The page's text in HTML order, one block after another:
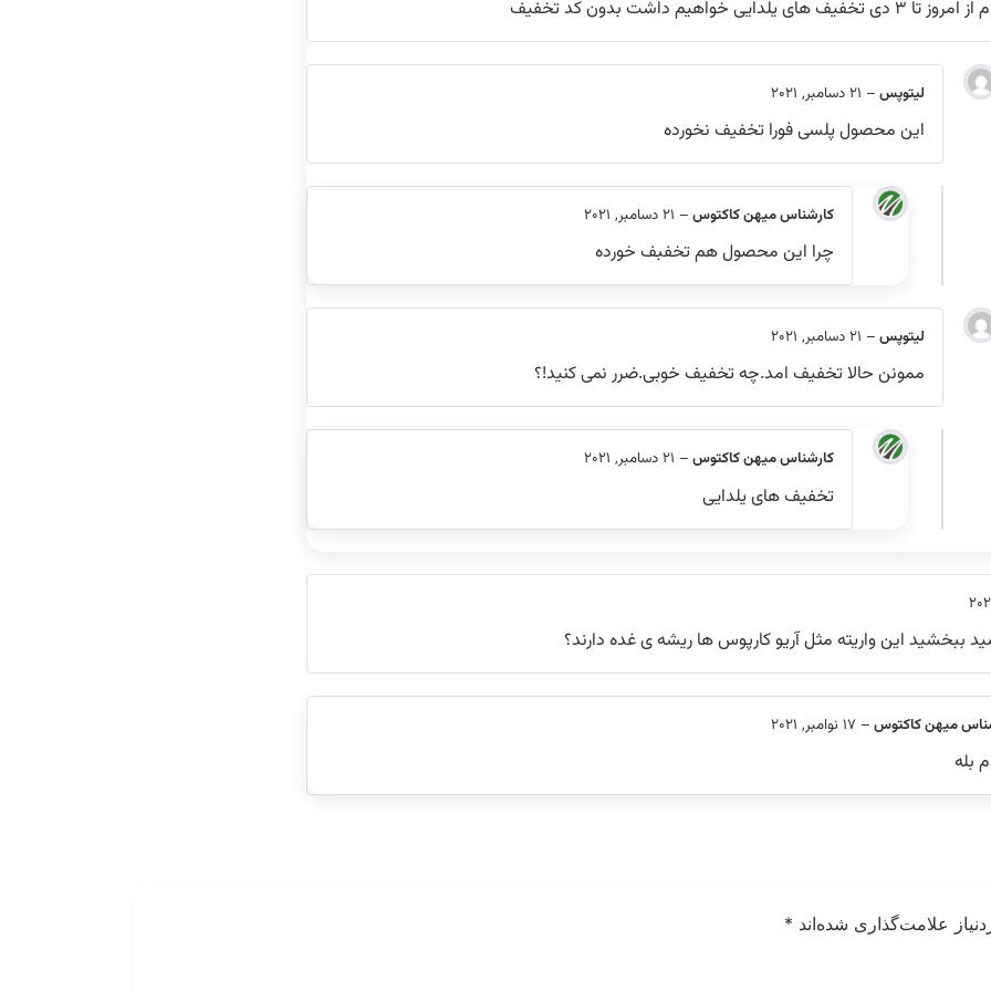
دی تخفیف های یلدایی خواهیم داشت بدون کد تخفیف
لیتوپس– 21 دسامبر, 2021
این محصول پلسی فورا تخفیف نخورده
کارشناس میهن کاکتوس– 21 دسامبر, 2021
چرا این محصول هم تخفبف خورده
لیتوپس– 21 دسامبر, 2021
ممونن حالا تخفیف امد.چه تخفیف خوبی.ضرر نمی کنید!؟
کارشناس میهن کاکتوس– 21 دسامبر, 2021
تخفیف های یلدایی
ببخشید این واریته مثل آریو کارپوس ها ریشه ی غده دارند؟
میهن کاکتوس– 17 نوامبر, 2021
بله
علامت‌گذاری شده‌اند *